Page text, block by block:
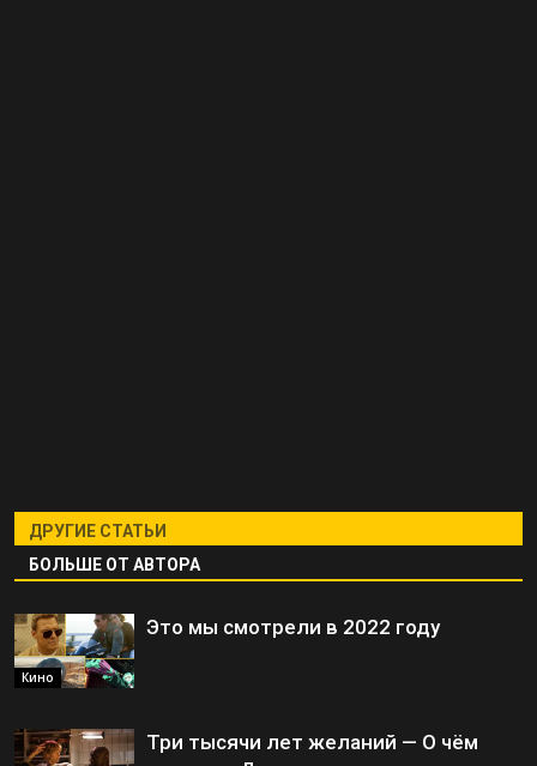
ДРУГИЕ СТАТЬИ
БОЛЬШЕ ОТ АВТОРА
Кино
Это мы смотрели в 2022 году
Три тысячи лет желаний — О чём